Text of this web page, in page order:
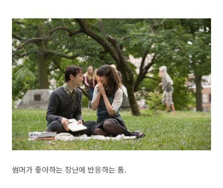
썸머가 좋아하는 장난에 반응하는 톰.